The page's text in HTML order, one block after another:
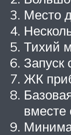
Место
Тихий
Запуск
ЖК
вместе